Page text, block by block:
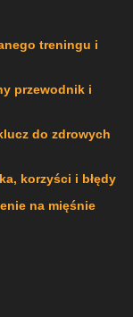
treningu i
przewodnik i
do zdrowych
korzyści i błędy
na mięśnie